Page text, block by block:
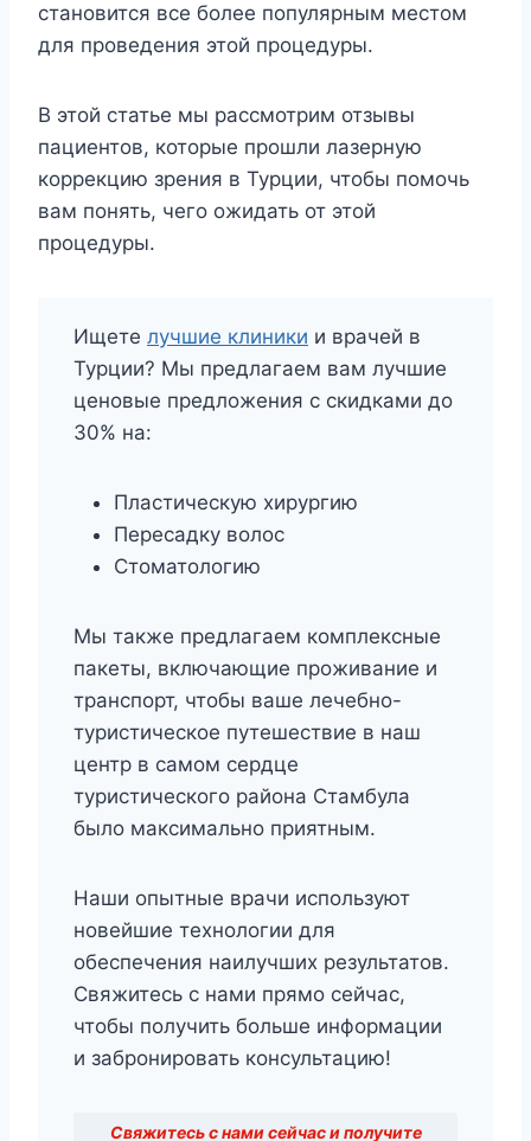
становится все более популярным местом
для проведения этой процедуры.
В этой статье мы рассмотрим отзывы
пациентов, которые прошли лазерную
коррекцию зрения в Турции, чтобы помочь
вам понять, чего ожидать от этой
процедуры.
Ищете лучшие клиники и врачей в
Турции? Мы предлагаем вам лучшие
ценовые предложения с скидками до
30% на:
Пластическую хирургию
Пересадку волос
Стоматологию
Мы также предлагаем комплексные
пакеты, включающие проживание и
транспорт, чтобы ваше лечебно-
туристическое путешествие в наш
центр в самом сердце
туристического района Стамбула
было максимально приятным.
Наши опытные врачи используют
новейшие технологии для
обеспечения наилучших результатов.
Свяжитесь с нами прямо сейчас,
чтобы получить больше информации
и забронировать консультацию!
Свяжитесь с нами сейчас и получите